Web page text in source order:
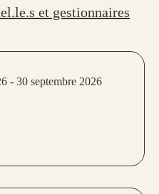
et gestionnaires
- 30 septembre 2026